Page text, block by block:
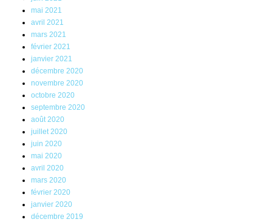
mai 2021
avril 2021
mars 2021
février 2021
janvier 2021
décembre 2020
novembre 2020
octobre 2020
septembre 2020
août 2020
juillet 2020
juin 2020
mai 2020
avril 2020
mars 2020
février 2020
janvier 2020
décembre 2019